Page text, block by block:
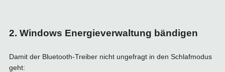
2. Windows Energieverwaltung bändigen
Damit der Bluetooth-Treiber nicht ungefragt in den Schlafmodus
geht: